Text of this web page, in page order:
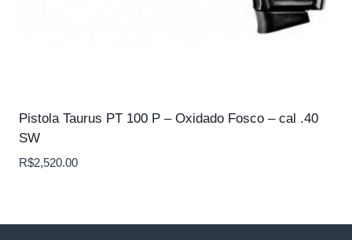
Pistola Taurus PT 100 P – Oxidado Fosco – cal .40
SW
R$2,520.00